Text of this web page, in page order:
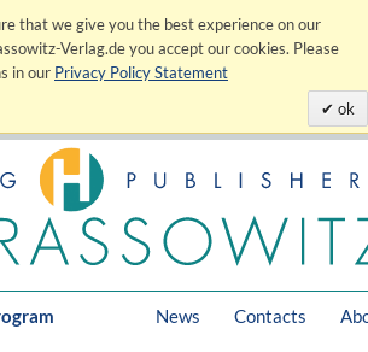
that we give you the best experience on our
Verlag.de you accept our cookies. Please
in our Privacy Policy Statement
ok
News Contacts